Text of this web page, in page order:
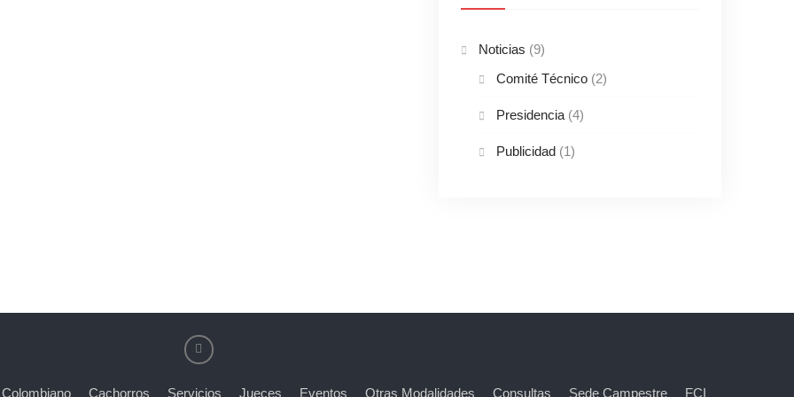
Noticias (9)
Comité Técnico (2)
Presidencia (4)
Publicidad (1)
Cachorros Servicios Jueces Eventos Otras Modalidades Consultas Sede Campestre FCI